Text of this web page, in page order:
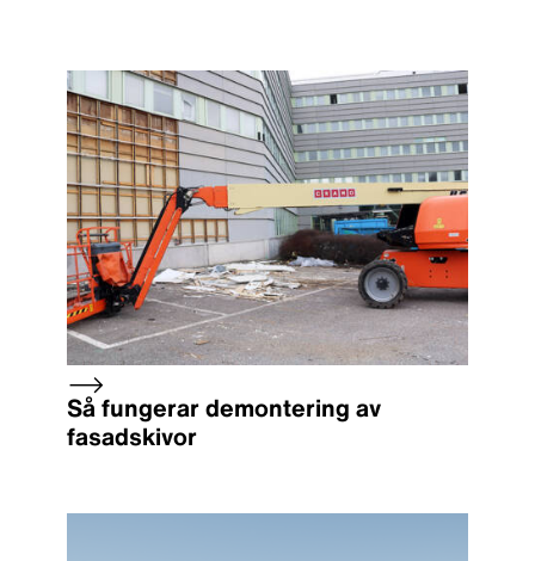
Så fungerar demontering av
fasadskivor